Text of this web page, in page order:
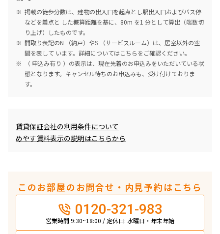
掲載の徒歩分数は、建物の出入口を起点とし駅出入口およびバス停
などを着点と した概算距離を基に、80m を1 分として算出（端数切
り上げ）したものです。
間取り表記のN （納戸）やS （サービスルーム）は、居室以外の空
間を表して います。詳細についてはこちらをご確認ください。
（ 申込み有り ）の表示は、現在先着のお申込みをいただいている状
態となります。キャンセル待ちのお申込みも、受け付けておりま
す。
賃貸保証会社の利用条件について
めやす賃料表示の説明はこちらから
このお部屋のお問合せ・内見予約はこちら
0120-321-983
営業時間 9:30~18:00 / 定休日: 水曜日・年末年始